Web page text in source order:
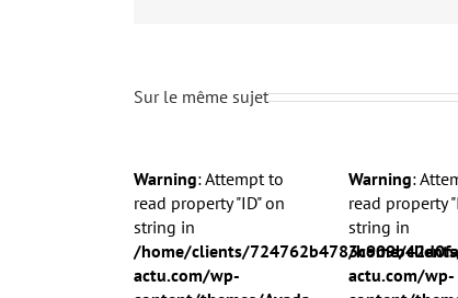
Sur le même sujet
Warning: Attempt to
read property "ID" on
string in
/home/clients/
actu.com/wp-
Warning:
read property
string in
/home/
actu.com/wp-